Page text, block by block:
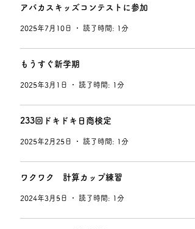
アバカスキッズコンテストに参加
2025年7月10日 読了時間: 1分
もうすぐ新学期
2025年3月1日 読了時間: 1分
233回ドキドキ日商検定
2025年2月25日 読了時間: 1分
ワクワク 計算カップ練習
2024年3月5日 読了時間: 1分